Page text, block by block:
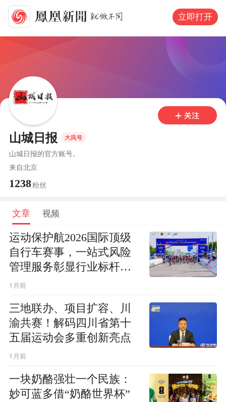
立即打开
山城日报
山城日报的官方账号。
来自北京
1238粉丝
文章 视频
运动保护航2026国际顶级
自行车赛事，一站式风险
管理服务彰显行业标杆实
力
1月前
三地联办、项目扩容、川
渝共赛！解码四川省第十
五届运动会多重创新亮点
1月前
一块奶酪强壮一个民族：
妙可蓝多借“奶酪世界杯”